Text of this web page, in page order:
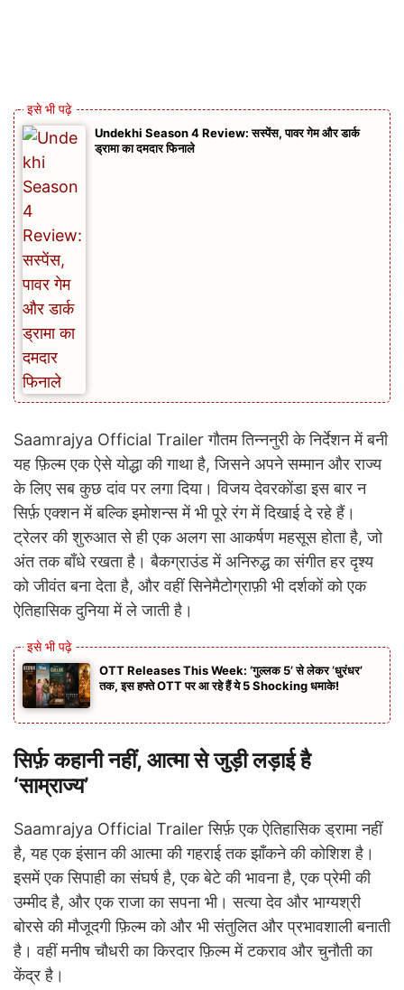
Undekhi Season 4 Review: सस्पेंस, पावर गेम और डार्क
ड्रामा का दमदार फिनाले
Saamrajya Official Trailer गौतम तिन्ननुरी के निर्देशन में बनी
यह फ़िल्म एक ऐसे योद्धा की गाथा है, जिसने अपने सम्मान और राज्य
के लिए सब कुछ दांव पर लगा दिया। विजय देवरकोंडा इस बार न
सिर्फ़ एक्शन में बल्कि इमोशन्स में भी पूरे रंग में दिखाई दे रहे हैं।
ट्रेलर की शुरुआत से ही एक अलग सा आकर्षण महसूस होता है, जो
अंत तक बाँधे रखता है। बैकग्राउंड में अनिरुद्ध का संगीत हर दृश्य
को जीवंत बना देता है, और वहीं सिनेमैटोग्राफ़ी भी दर्शकों को एक
ऐतिहासिक दुनिया में ले जाती है।
OTT Releases This Week: ‘गुल्लक 5’ से लेकर ‘धुरंधर’
तक, इस हफ्ते OTT पर आ रहे हैं ये 5 Shocking धमाके!
सिर्फ़ कहानी नहीं, आत्मा से जुड़ी लड़ाई है
‘साम्राज्य’
Saamrajya Official Trailer सिर्फ़ एक ऐतिहासिक ड्रामा नहीं
है, यह एक इंसान की आत्मा की गहराई तक झाँकने की कोशिश है।
इसमें एक सिपाही का संघर्ष है, एक बेटे की भावना है, एक प्रेमी की
उम्मीद है, और एक राजा का सपना भी। सत्या देव और भाग्यश्री
बोरसे की मौजूदगी फ़िल्म को और भी संतुलित और प्रभावशाली बनाती
है। वहीं मनीष चौधरी का किरदार फ़िल्म में टकराव और चुनौती का
केंद्र है।